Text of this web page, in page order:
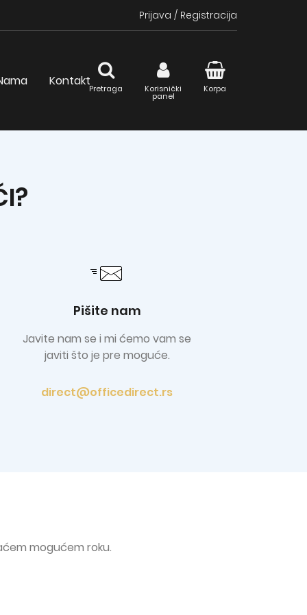
Prijava / Registracija
Kontakt
Pretraga Korisnički
panel
Korpa
Pišite nam
Javite nam se i mi ćemo vam se
javiti što je pre moguće.
direct@officedirect.rs
mogućem roku.